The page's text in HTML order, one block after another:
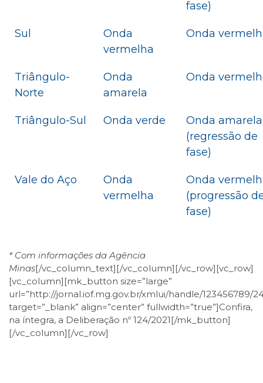
fase)
Sul
Onda
vermelha
Onda
Triângulo-
Norte
Onda
amarela
Onda
Triângulo-Sul Onda verde
Onda amarela
(regressão de
fase)
Vale do Aço
Onda
vermelha
Onda
(progressão
fase)
* Com informações da Agência
Minas[/vc_column_text][/vc_column][/vc_row][vc_row]
[vc_column][mk_button size=”large”
url=”http://jornal.iof.mg.gov.br/xmlui/handle/123456789/
target=”_blank” align=”center” fullwidth=”true”]Confira,
na íntegra, a Deliberação nº 124/2021[/mk_button]
[/vc_column][/vc_row]